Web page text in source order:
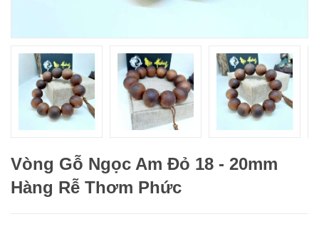
Vòng Gỗ Ngọc Am Đỏ 18 - 20mm
Hàng Rễ Thơm Phức